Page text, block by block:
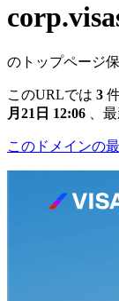
のトップページ
このURLでは 3
月21日 12:06
、
このドメインの